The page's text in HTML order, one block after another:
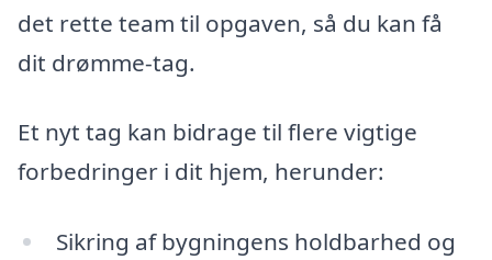
det rette team til opgaven, så du kan få
dit drømme-tag.
Et nyt tag kan bidrage til flere vigtige
forbedringer i dit hjem, herunder:
Sikring af bygningens holdbarhed og